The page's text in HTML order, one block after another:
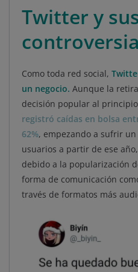
Twitter y
Como toda red social,
un negocio. Aunque la
decisión popular al
registró caídas en bolsa
62%, empezando a sufrir
usuarios a partir de ese
debido a la popularización
forma de comunicación
través de formatos más